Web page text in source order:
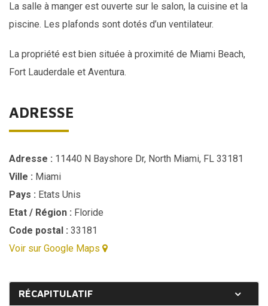
La salle à manger est ouverte sur le salon, la cuisine et la
piscine. Les plafonds sont dotés d’un ventilateur.
La propriété est bien située à proximité de Miami Beach,
Fort Lauderdale et Aventura.
ADRESSE
Adresse : 11440 N Bayshore Dr, North Miami, FL 33181
Ville : Miami
Pays : Etats Unis
Etat / Région : Floride
Code postal : 33181
Voir sur Google Maps
RÉCAPITULATIF